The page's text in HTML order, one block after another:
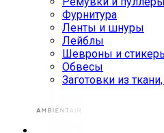
Фурнитура
Ленты и шнуры
Лейблы
Шевроны и
Обвесы
Заготовки из